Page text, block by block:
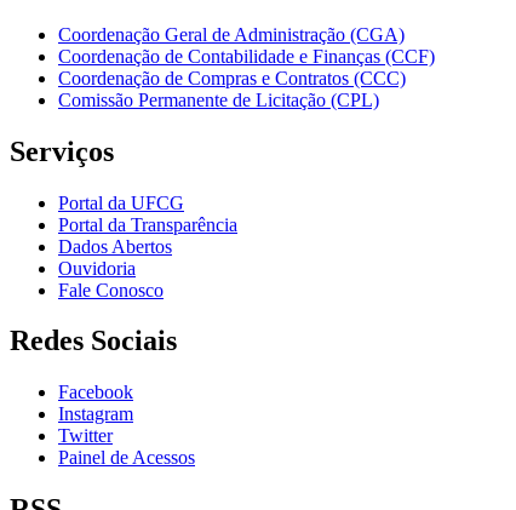
Coordenação Geral de Administração (CGA)
Coordenação de Contabilidade e Finanças (CCF)
Coordenação de Compras e Contratos (CCC)
Comissão Permanente de Licitação (CPL)
Serviços
Portal da UFCG
Portal da Transparência
Dados Abertos
Ouvidoria
Fale Conosco
Redes Sociais
Facebook
Instagram
Twitter
Painel de Acessos